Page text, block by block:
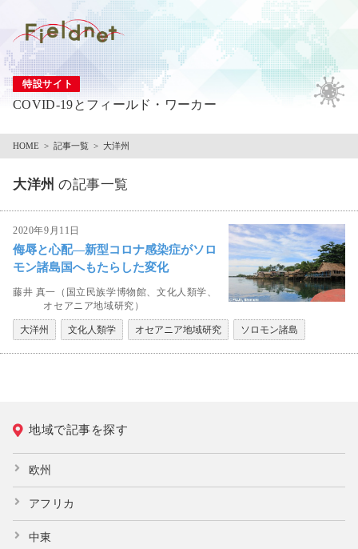
特設サイト
COVID-19とフィールド・ワーカー
HOME 記事一覧 大洋州
大洋州 の記事一覧
2020年9月11日
侮辱と心配―新型コロナ感染症がソロ
モン諸島国へもたらした変化
藤井 真一（国立民族学博物館、文化人類学、
オセアニア地域研究）
大洋州 文化人類学 オセアニア地域研究 ソロモン諸島
地域で記事を探す
欧州
アフリカ
中東